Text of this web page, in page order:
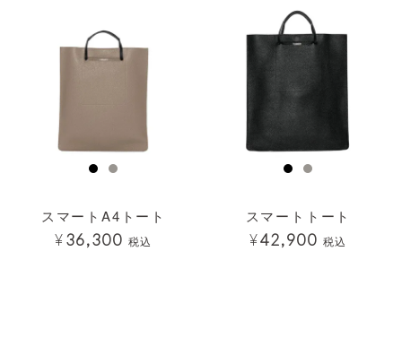
スマートA4トート
¥36,300 税込
スマートトート
¥42,900 税込